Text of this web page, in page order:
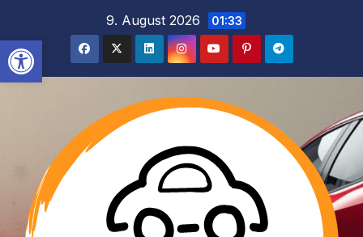
Werkzeugleiste öffnen
springen
9. August 2026 01:33